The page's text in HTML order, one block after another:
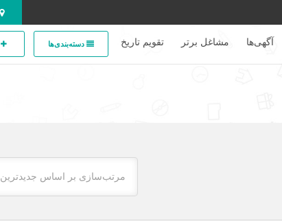
آگهی‌ها مشاغل برتر تقویم تاریخ دسته‌بندی‌ها
مرتب‌سازی بر اساس جدیدترین